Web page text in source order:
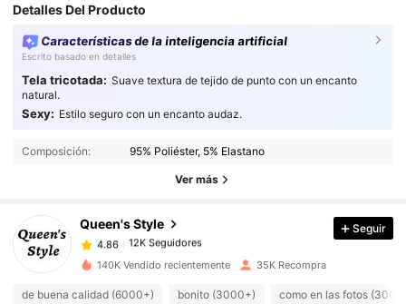
Detalles Del Producto
Características de la inteligencia artificial
Escrito basado en detalles
Tela tricotada: Suave textura de tejido de punto con un encanto
natural.
Sexy: Estilo seguro con un encanto audaz.
Composición: 95% Poliéster, 5% Elastano
Ver más
Queen's Style
12K Seguidores
12K Seguidores
4.86
12K Seguidores
4.86
12K Seguidores
4.86 12K Seguidores
Seguir
140K Vendido recientemente 35K Recompra
de buena calidad (6000+) bonito (3000+) como en las fotos